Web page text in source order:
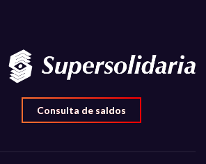
Consulta de saldos